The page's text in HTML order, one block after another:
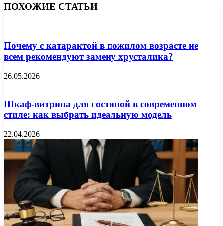
ПОХОЖИЕ СТАТЬИ
Почему с катарактой в пожилом возрасте не
всем рекомендуют замену хрусталика?
26.05.2026
Шкаф-витрина для гостиной в современном
стиле: как выбрать идеальную модель
22.04.2026